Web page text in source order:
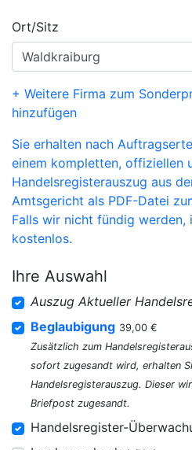
Ort/Sitz
+ Weitere Firma zum
hinzufügen
Sie erhalten nach
einem kompletten, offiziellen
Handelsregisterauszug aus
Amtsgericht als PDF-Datei
Falls wir nicht fündig werden,
kostenlos.
Ihre Auswahl
Auszug Aktueller
Beglaubigung 39,00 €
Zusätzlich zum
sofort zugesandt wird, erhalten
Handelsregisterauszug. Dieser
Briefpost zugesandt.
Handelsregister-